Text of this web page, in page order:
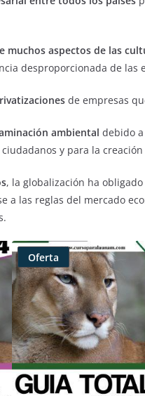
muchos aspectos de las
desproporcionada de las
de empresas
ambiental debido
y para la
, la globalización ha
a las reglas del mercado
Oferta
Producto
rebajado